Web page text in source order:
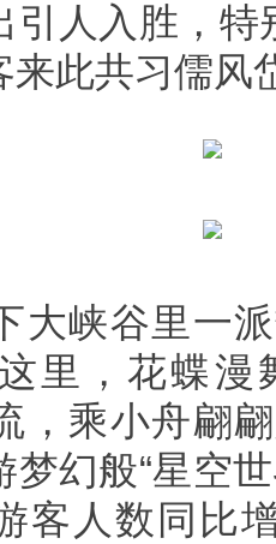
引人入胜，特
来此共习儒风
大峡谷里一
里，花蝶漫
，乘小舟翩
幻般“星空
客人数同比